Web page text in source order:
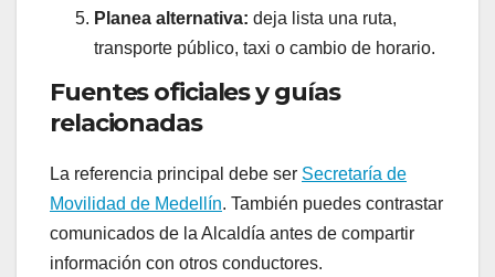
Planea alternativa: deja lista una ruta,
transporte público, taxi o cambio de horario.
Fuentes oficiales y guías
relacionadas
La referencia principal debe ser Secretaría de
Movilidad de Medellín. También puedes contrastar
comunicados de la Alcaldía antes de compartir
información con otros conductores.